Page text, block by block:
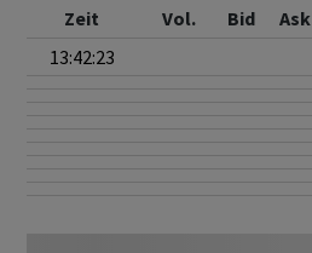
Zeit Vol. Bid Ask
13:42:23